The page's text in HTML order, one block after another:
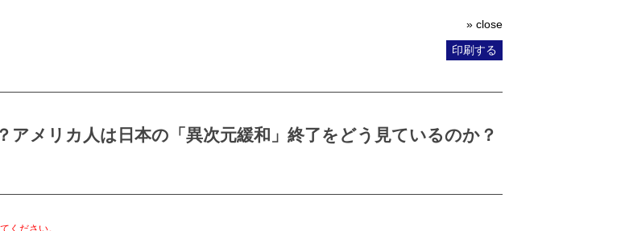
» close
印刷する
アメリカ人は日本の「異次元緩和」終了をどう見ているのか？
ください。